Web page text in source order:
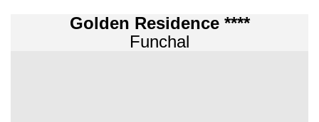
Golden Residence ****
Funchal